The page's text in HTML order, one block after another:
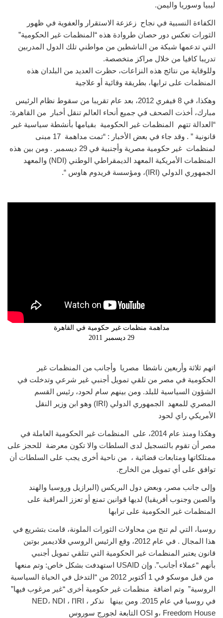
ليبيا وسوريا واليمن.
الكفاءة النسبية في نجاح زعزعة الاستقرار والعفوية في ظهور
الثورات تعكس دور حصان طروادة هذه “المنظمات غير الحكومية”
التي تدعمها شبكة من الناشطين من مواطني تلك الدول المدربين
تدريبا كافيا من خلال مراكز متخصصة.
وللوقاية من نتائج هذه النزاعات، حظرت العديد من البلدان هذه
المنظمات على ترابها، بطريقة وقائية أو علاجية
وهكذا، في 8 فيفري 2012، بعد عام تقريبا من سقوط نظام الرئيس
مبارك، أخذت الصحف في جميع أنحاء العالم تنقل أخبار من القاهرة:
“العدالة تتهم المنظمات غير الحكومية بقيامها بأنشطة سياسية غير
قانونية ” . وقد جاء في بعض الأخبار : “تمت مداهمة 17 مبنى
لمنظمات غير حكومية مصرية وأجنبية في 29 ديسمبر . ومن بين هذه
المنظمات الأمريكية المعهد الديمقراطي الوطني (NDI) والمعهد
الجمهوري الدولي (IRI)، ومؤسسة فريدوم هاوس “.
مداهمة منظمات غير حكومية في القاهرة
29 ديسمبر 2011
اتهم ثلاثة وأربعين ناشطا مصريا وأجانب من المنظمات غير
الحكومية في مصر من تلقي تمويل أجنبي غير شرعي وتدخلت في
الشؤون السياسية للبلد. ومن بينهم سام لحود، رئيس القسم
المصري للمعهد الجمهوري الدولي (IRI) وهو ابن وزير النقل
الأمريكي راي لحود
وهكذا ومنذ عام 2014، على المنظمات غير الحكومية العاملة في
مصر أن تقوم بالتسجيل لدى السلطات والا تكون معرضة للحجز على
ممتلكاتها ومتابعات قضائية ، من ناحية أخرى يجب على السلطات أن
توافق على أي تمويل من الخارج.
وإلى جانب مصر، وبعض دول البريكس (البرازيل وروسيا والهند
والصين وجنوب أفريقيا) لديها قوانين تمنع أو تعزز المراقبة على
المنظمات غير الحكومية على ترابها
روسيا، التي لم تنج من محاولات الثورات الملونة، قامت بتشريع في
هذا المجال . في عام 2012، وقع الرئيس الروسي فلاديمير بوتين
قانون يعتبر المنظمات غير الحكومية التي تتلقي تمويل أجنبي
بأنهم “عملاء أجانب”. وإن USAID استهدفت بشكل خاص: وتم منعها
من قبل موسكو في 1 أكتوبر 2012 من “التدخل في الحياة السياسية
الروسية” وتم اضافة منظمات غير حكومية أخرى “غير مرغوب فيها”
في روسيا في عام 2015. ومن بينها نذكر
NED، NDI ، l’IRI ،
Freedom House ،و OSI التابعة لجورج سوروس